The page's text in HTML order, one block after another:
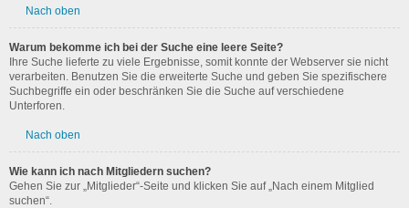
Nach oben
Warum bekomme ich bei der Suche eine leere Seite?
Ihre Suche lieferte zu viele Ergebnisse, somit konnte der Webserver sie nicht
verarbeiten. Benutzen Sie die erweiterte Suche und geben Sie spezifischere
Suchbegriffe ein oder beschränken Sie die Suche auf verschiedene
Unterforen.
Nach oben
Wie kann ich nach Mitgliedern suchen?
Gehen Sie zur „Mitglieder“-Seite und klicken Sie auf „Nach einem Mitglied
suchen“.